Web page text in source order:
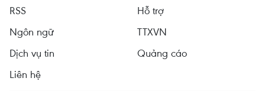
RSS
Hỗ trợ
Ngôn ngữ
TTXVN
Dịch vụ tin
Quảng cáo
Liên hệ